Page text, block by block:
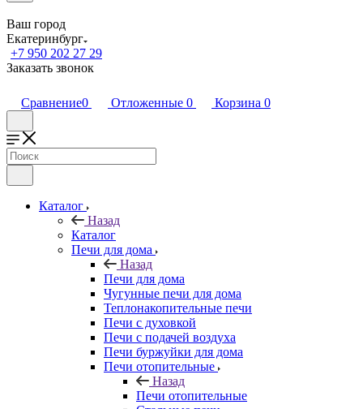
Ваш город
Екатеринбург
+7 950 202 27 29
Заказать звонок
Сравнение0 Отложенные 0 Корзина 0
Каталог
Назад
Каталог
Печи для дома
Назад
Печи для дома
Чугунные печи для дома
Теплонакопительные печи
Печи с духовкой
Печи с подачей воздуха
Печи буржуйки для дома
Печи отопительные
Назад
Печи отопительные